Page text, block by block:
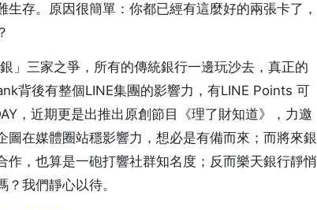
存。原因很簡單：你都已經有這麼好的兩張卡了，
」三家之爭，所有的傳統銀行一邊玩沙去，真正的
背後有整個LINE集團的影響力，有LINE Points 可
，近期更是出推出原創節目《理了財知道》，力邀
在媒體圈站穩影響力，想必是有備而來；而將來銀
，也算是一砲打響社群知名度；反而樂天銀行靜悄
我們靜心以待。